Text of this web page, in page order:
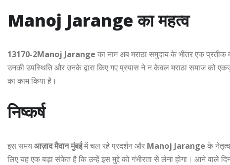
Manoj Jarangeका महत्व
13170-2Manoj Jarange का नाम अब मराठा समुदाय के भीतर एक
उनकी उपस्थिति और उनके द्वारा किए गए प्रयास ने न केवल मराठा समाज को
का काम किया है।
निष्कर्ष
इस समयआज़ाद मैदान मुंबईमें चल रहे प्रदर्शन और Manoj Jarange के
लिए यह एक बड़ा संकेत है कि उन्हें इस मुद्दे को गंभीरता से लेना होगा। आने वाले